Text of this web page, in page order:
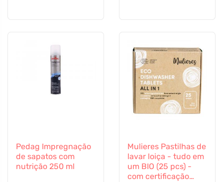
Pedag Impregnação
de sapatos com
nutrição 250 ml
Mulieres Pastilhas de
lavar loiça - tudo em
um BIO (25 pcs) -
com certificação